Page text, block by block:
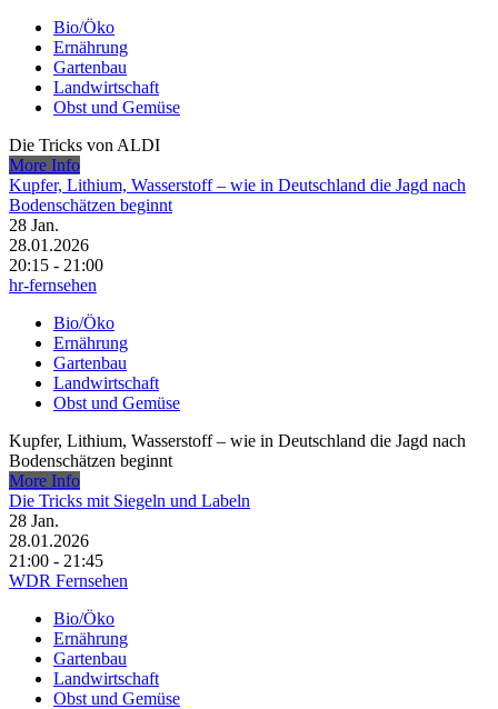
Bio/Öko
Ernährung
Gartenbau
Landwirtschaft
Obst und Gemüse
Die Tricks von ALDI
More Info
Kupfer, Lithium, Wasserstoff – wie in Deutschland die Jagd nach
Bodenschätzen beginnt
28 Jan.
28.01.2026
20:15 - 21:00
hr-fernsehen
Bio/Öko
Ernährung
Gartenbau
Landwirtschaft
Obst und Gemüse
Kupfer, Lithium, Wasserstoff – wie in Deutschland die Jagd nach
Bodenschätzen beginnt
More Info
Die Tricks mit Siegeln und Labeln
28 Jan.
28.01.2026
21:00 - 21:45
WDR Fernsehen
Bio/Öko
Ernährung
Gartenbau
Landwirtschaft
Obst und Gemüse